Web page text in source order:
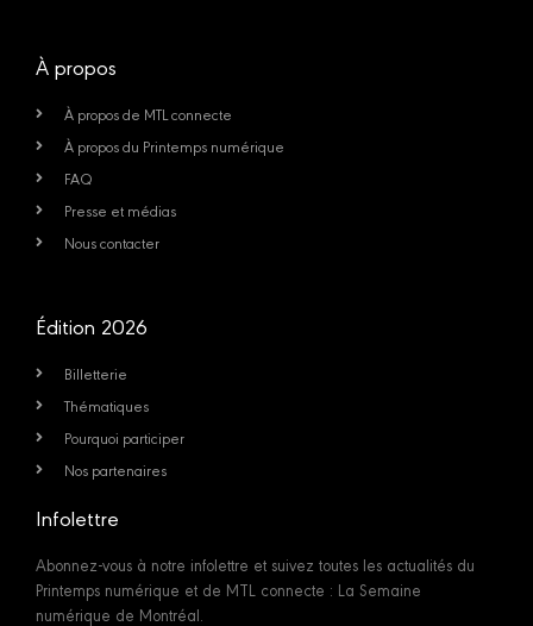
À propos
À propos de MTL connecte
À propos du Printemps numérique
FAQ
Presse et médias
Nous contacter
Édition 2026
Billetterie
Thématiques
Pourquoi participer
Nos partenaires
Infolettre
Abonnez-vous à notre infolettre et suivez toutes les actualités du
Printemps numérique et de MTL connecte : La Semaine
numérique de Montréal.